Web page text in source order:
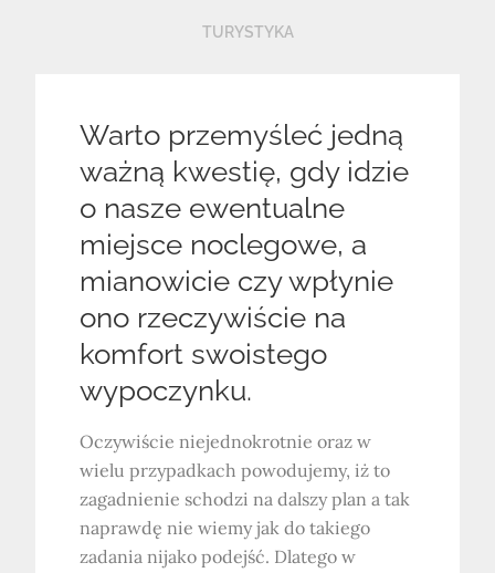
TURYSTYKA
Warto przemyśleć jedną
ważną kwestię, gdy idzie
o nasze ewentualne
miejsce noclegowe, a
mianowicie czy wpłynie
ono rzeczywiście na
komfort swoistego
wypoczynku.
Oczywiście niejednokrotnie oraz w
wielu przypadkach powodujemy, iż to
zagadnienie schodzi na dalszy plan a tak
naprawdę nie wiemy jak do takiego
zadania nijako podejść. Dlatego w